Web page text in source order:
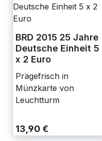
BRD 2015 25 Jahre
Deutsche Einheit 5
x 2 Euro
Prägefrisch in
Münzkarte von
Leuchtturm
13,90 €